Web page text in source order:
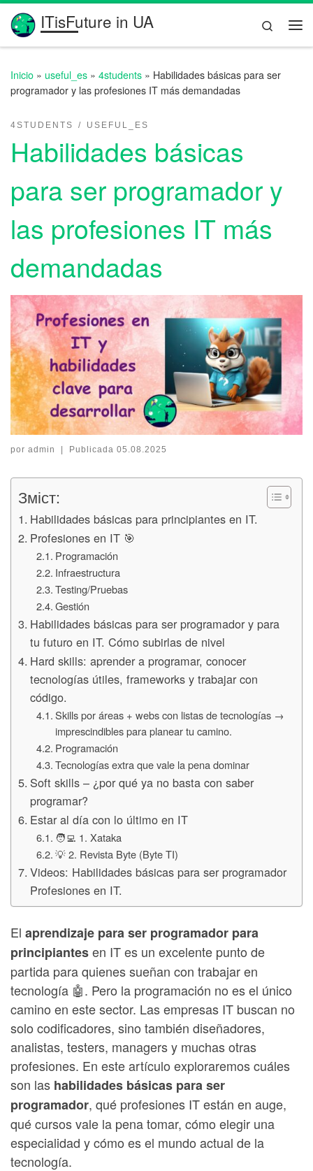
Saltar al contenido
ITisFuture in UA
Search
Inicio » useful_es » 4students » Habilidades básicas para ser
programador y las profesiones IT más demandadas
4STUDENTS USEFUL_ES
Habilidades básicas
para ser programador y
las profesiones IT más
demandadas
por admin Publicada 05.08.2025
Зміст:
Habilidades básicas para principiantes en IT.
Profesiones en IT 🎯
Programación
Infraestructura
Testing/Pruebas
Gestión
Habilidades básicas para ser programador y para
tu futuro en IT. Cómo subirlas de nivel
Hard skills: aprender a programar, conocer
tecnologías útiles, frameworks y trabajar con
código.
Skills por áreas + webs con listas de tecnologías →
imprescindibles para planear tu camino.
Programación
Tecnologías extra que vale la pena dominar
Soft skills – ¿por qué ya no basta con saber
programar?
Estar al día con lo último en IT
🧑‍💻 1. Xataka
💡 2. Revista Byte (Byte TI)
Videos: Habilidades básicas para ser programador
Profesiones en IT.
El aprendizaje para ser programador para
principiantesen IT es un excelente punto de
partida para quienes sueñan con trabajar en
tecnología 🤖. Pero la programación no es el único
camino en este sector. Las empresas IT buscan no
solo codificadores, sino también diseñadores,
analistas, testers, managers y muchas otras
profesiones. En este artículo exploraremos cuáles
son las habilidades básicas para ser
programador, qué profesiones IT están en auge,
qué cursos vale la pena tomar, cómo elegir una
especialidad y cómo es el mundo actual de la
tecnología.